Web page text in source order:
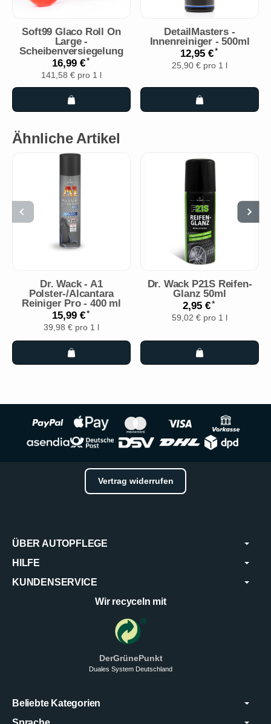
Soft99 Glaco Roll On
Large -
Scheibenversiegelung
16,99 €*
141,58 € pro 1 l
DetailMasters -
Innenreiniger - 500ml
12,95 €*
25,90 € pro 1 l
Ähnliche Artikel
Dr. Wack - A1
Polster-/Alcantara
Reiniger Pro - 400 ml
15,99 €*
39,98 € pro 1 l
Dr. Wack P21S Reifen-
Glanz 50ml
2,95 €*
59,02 € pro 1 l
Vertrag widerrufen
ÜBER AUTOPFLEGE
HILFE
KUNDENSERVICE
Wir recyceln mit
DerGrünePunkt
Duales System Deutschland
Beliebte Kategorien